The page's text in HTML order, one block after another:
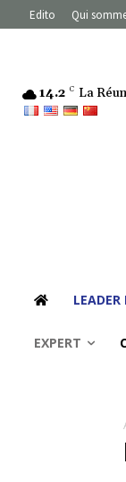
Edito Qui
14.2 C La
LEADER
EXPERT